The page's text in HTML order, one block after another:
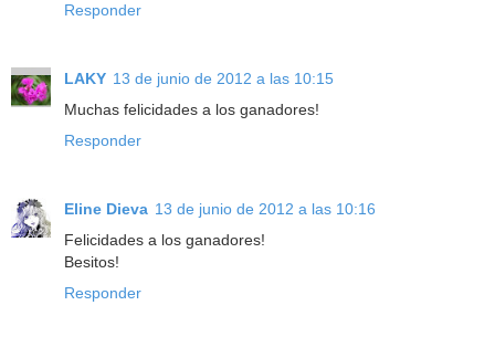
Responder
LAKY 13 de junio de 2012 a las 10:15
Muchas felicidades a los ganadores!
Responder
Eline Dieva 13 de junio de 2012 a las 10:16
Felicidades a los ganadores!
Besitos!
Responder